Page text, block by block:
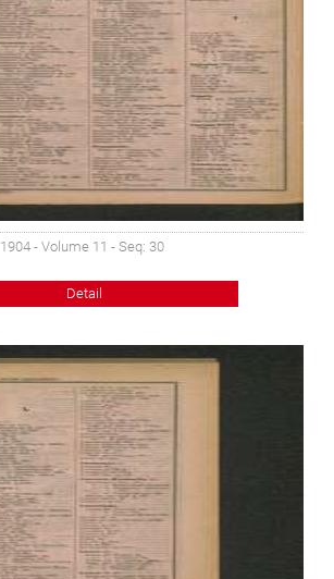
1904 - Volume 11 - Seq: 30
Detail